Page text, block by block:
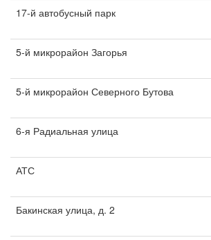
17-й автобусный парк
5-й микрорайон Загорья
5-й микрорайон Северного Бутова
6-я Радиальная улица
АТС
Бакинская улица, д. 2